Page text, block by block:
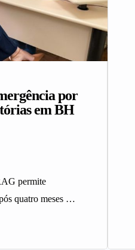
por
em BH
permite
quatro meses A